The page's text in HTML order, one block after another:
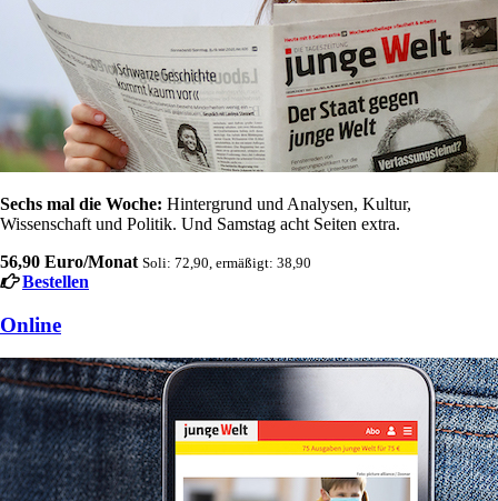
Sechs mal die Woche: Hintergrund und Analysen, Kultur,
Wissenschaft und Politik. Und Samstag acht Seiten extra.
56,90 Euro/Monat Soli: 72,90, ermäßigt: 38,90
Bestellen
Online